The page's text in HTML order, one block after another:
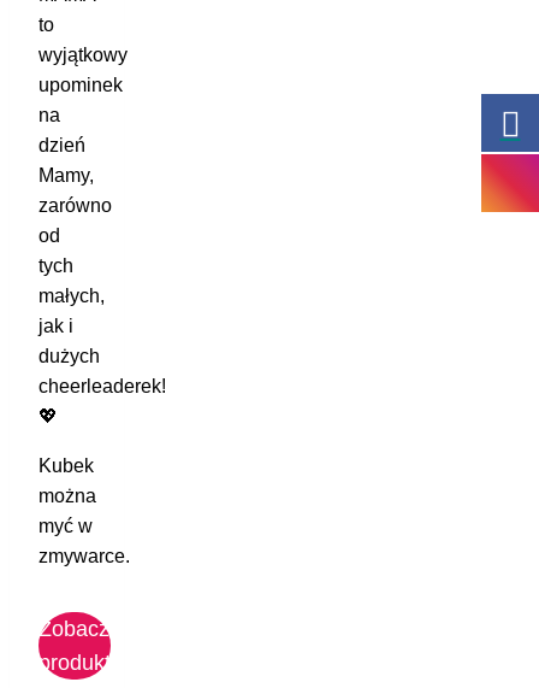
to
wyjątkowy
upominek
na
dzień
Mamy,
zarówno
od
tych
małych,
jak i
dużych
cheerleaderek!
💖
Kubek
można
myć w
zmywarce.
Zobacz
produkt